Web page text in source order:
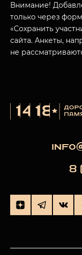
Внимание!
только через
«Сохранить
сайта. Анкеты,
не
8